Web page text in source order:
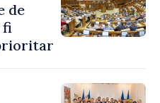
de
fi